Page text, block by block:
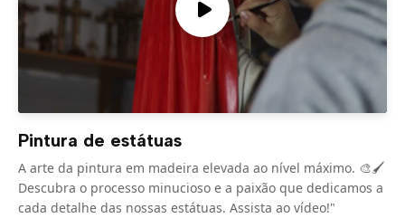
Pintura de estátuas
A arte da pintura em madeira elevada ao nível máximo. 🎨🖌️
Descubra o processo minucioso e a paixão que dedicamos a
cada detalhe das nossas estátuas. Assista ao vídeo!"